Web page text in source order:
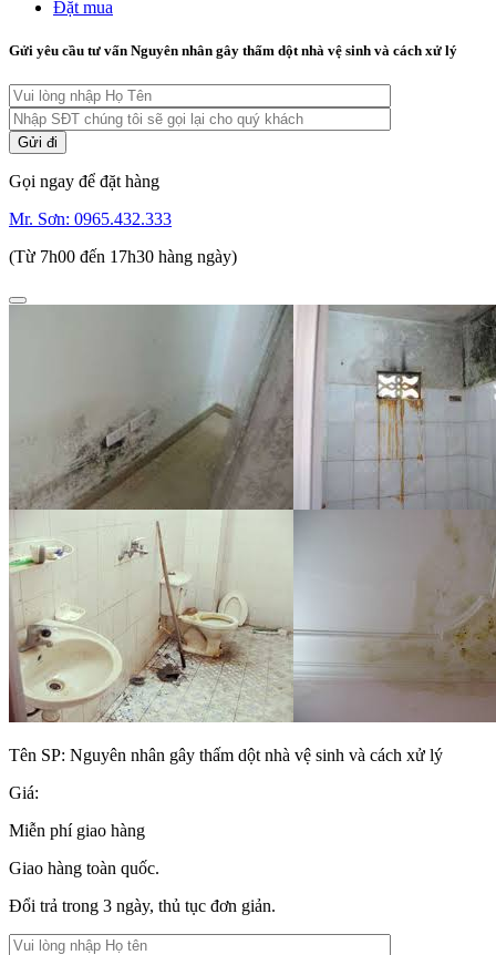
Đặt mua
Gửi yêu cầu tư vấn Nguyên nhân gây thấm dột nhà vệ sinh và cách xử lý
Gọi ngay để đặt hàng
Mr. Sơn: 0965.432.333
(Từ 7h00 đến 17h30 hàng ngày)
Tên SP: Nguyên nhân gây thấm dột nhà vệ sinh và cách xử lý
Giá:
Miễn phí giao hàng
Giao hàng toàn quốc.
Đổi trả trong 3 ngày, thủ tục đơn giản.